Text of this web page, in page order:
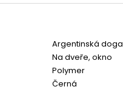
Argentinská doga
Na dveře, okno
Polymer
Černá